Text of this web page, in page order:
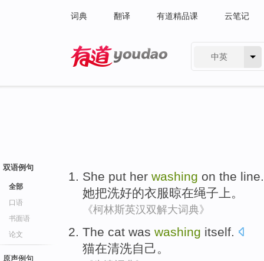
词典 翻译 有道精品课 云笔记
中英
双语例句
全部
口语
书面语
论文
原声例句
She put her washing on the line.
她把洗好的衣服晾在绳子上。
《柯林斯英汉双解大词典》
The cat was washing itself.
猫在清洗自己。